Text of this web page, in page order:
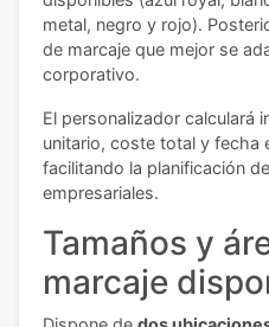
metal, negro y rojo).
de marcaje que mejor se
corporativo.
El personalizador calculará
unitario, coste total y fecha
facilitando la planificación
empresariales.
Tamaños y
marcaje